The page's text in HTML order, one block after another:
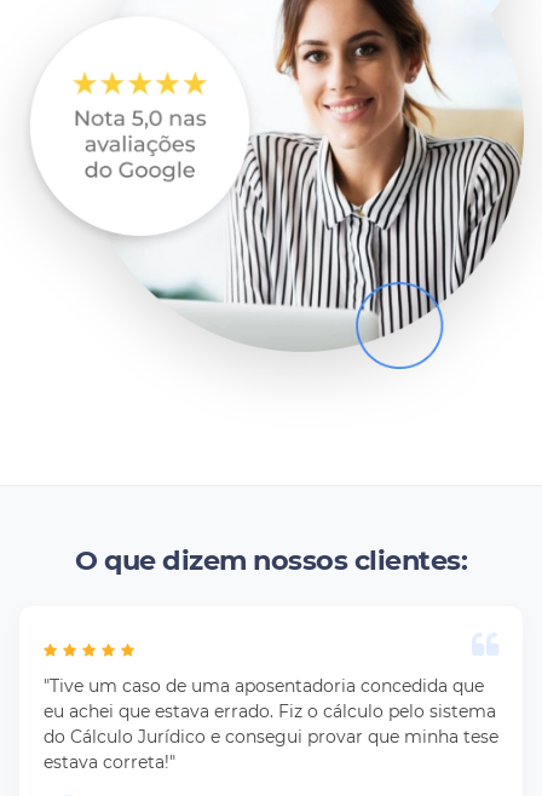
O que dizem nossos clientes:
"Tive um caso de uma aposentadoria concedida que
eu achei que estava errado. Fiz o cálculo pelo sistema
do Cálculo Jurídico e consegui provar que minha tese
estava correta!"